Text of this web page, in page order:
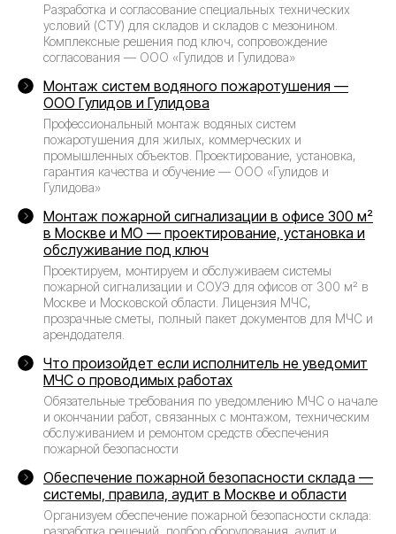
Разработка и согласование специальных технических
условий (СТУ) для складов и складов с мезонином.
Комплексные решения под ключ, сопровождение
согласования — ООО «Гулидов и Гулидова»
Монтаж систем водяного пожаротушения —
ООО Гулидов и Гулидова
Профессиональный монтаж водяных систем
пожаротушения для жилых, коммерческих и
промышленных объектов. Проектирование, установка,
гарантия качества и обучение — ООО «Гулидов и
Гулидова»
Монтаж пожарной сигнализации в офисе 300 м²
в Москве и МО — проектирование, установка и
обслуживание под ключ
Проектируем, монтируем и обслуживаем системы
пожарной сигнализации и СОУЭ для офисов от 300 м² в
Москве и Московской области. Лицензия МЧС,
прозрачные сметы, полный пакет документов для МЧС и
арендодателя.
Что произойдет если исполнитель не уведомит
МЧС о проводимых работах
Обязательные требования по уведомлению МЧС о начале
и окончании работ, связанных с монтажом, техническим
обслуживанием и ремонтом средств обеспечения
пожарной безопасности
Обеспечение пожарной безопасности склада —
системы, правила, аудит в Москве и области
Организуем обеспечение пожарной безопасности склада:
разработка решений, подбор оборудования, аудит и